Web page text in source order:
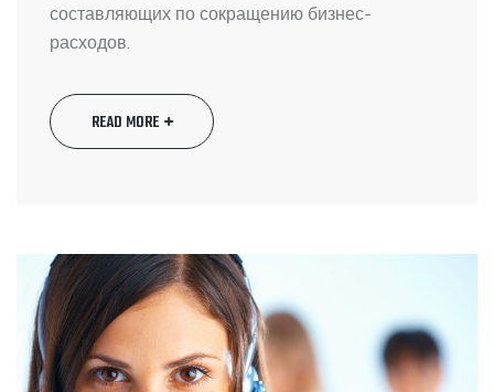
составляющих по сокращению бизнес-
расходов.
READ MORE